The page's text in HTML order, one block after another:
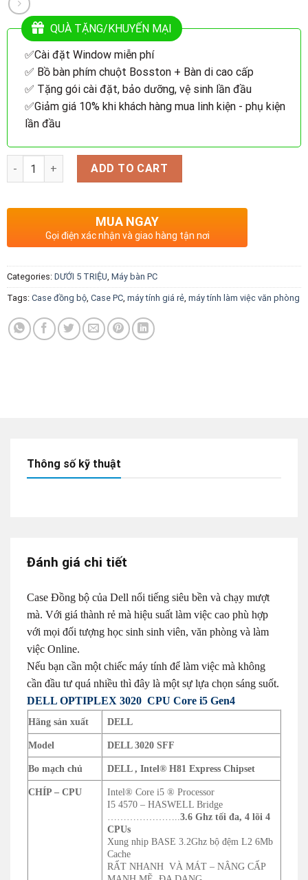
QUÀ TẶNG/KHUYẾN MẠI
✅Cài đặt Window miễn phí
✅ Bồ bàn phím chuột Bosston + Bàn di cao cấp
✅ Tặng gói cài đặt, bảo dưỡng, vệ sinh lần đầu
✅Giảm giá 10% khi khách hàng mua linh kiện - phụ kiện
lần đầu
Quantity ADD TO CART
MUA NGAY
Gọi điện xác nhận và giao hàng tận nơi
Categories: DƯỚI 5 TRIỆU Máy bàn PC
Tags: Case đồng bộ Case PC máy tính giá rẻ máy tính làm việc văn phòng
Thông số kỹ thuật
Đánh giá chi tiết
Case Đồng bộ của Dell nổi tiếng siêu bền và chạy mượt
mà. Với giá thành rẻ mà hiệu suất làm việc cao phù hợp
với mọi đối tượng học sinh sinh viên, văn phòng và làm
việc Online.
Nếu bạn cần một chiếc máy tính để làm việc mà không
cần đầu tư quá nhiều thì đây là một sự lựa chọn sáng suốt.
DELL OPTIPLEX 3020 CPU Core i5 Gen4
Hãng sản xuất DELL
Model DELL 3020 SFF
Bo mạch chủ DELL , Intel® H81 Express Chipset
CHÍP – CPU
Intel® Core i5 ® Processor
I5 4570 – HASWELL Bridge
…………………..3.6 Ghz tối đa, 4 lõi 4
CPUs
Xung nhịp BASE 3.2Ghz bộ đệm L2 6Mb
Cache
RẤT NHANH VÀ MÁT – NÂNG CẤP